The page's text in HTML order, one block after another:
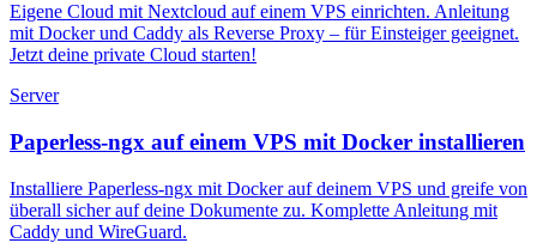
Eigene Cloud mit Nextcloud auf einem VPS einrichten. Anleitung
mit Docker und Caddy als Reverse Proxy – für Einsteiger geeignet.
Jetzt deine private Cloud starten!
Server
Paperless-ngx auf einem VPS mit Docker installieren
Installiere Paperless-ngx mit Docker auf deinem VPS und greife von
überall sicher auf deine Dokumente zu. Komplette Anleitung mit
Caddy und WireGuard.